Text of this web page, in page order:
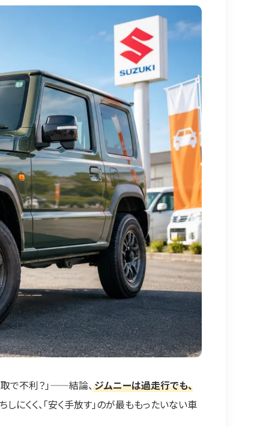
取で不利？」——結論、ジムニーは過走行でも、
にくく、「安く手放す」のが最ももったいない車